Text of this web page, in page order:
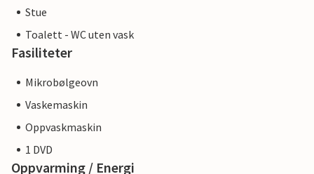
Stue
Toalett - WC uten vask
Fasiliteter
Mikrobølgeovn
Vaskemaskin
Oppvaskmaskin
1 DVD
Oppvarming / Energi